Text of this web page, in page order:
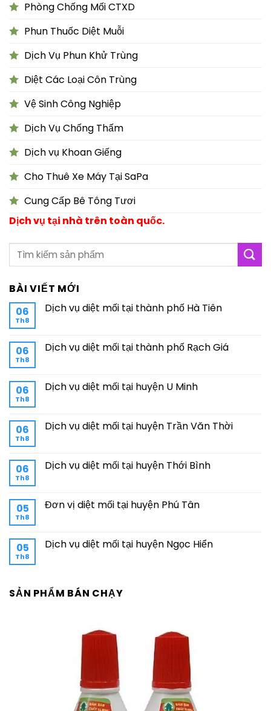
Phòng Chống Mối CTXD
Phun Thuốc Diệt Muỗi
Dịch Vụ Phun Khử Trùng
Diệt Các Loại Côn Trùng
Vệ Sinh Công Nghiệp
Dịch Vụ Chống Thấm
Dịch vụ Khoan Giếng
Cho Thuê Xe Máy Tại SaPa
Cung Cấp Bê Tông Tươi
Dịch vụ tại nhà trên toàn quốc.
BÀI VIẾT MỚI
06
Th8
Dịch vụ diệt mối tại thành phố Hà Tiên
06
Th8
Dịch vụ diệt mối tại thành phố Rạch Giá
06
Th8
Dịch vụ diệt mối tại huyện U Minh
06
Th8
Dịch vụ diệt mối tại huyện Trần Văn Thời
06
Th8
Dịch vụ diệt mối tại huyện Thới Bình
05
Th8
Đơn vị diệt mối tại huyện Phú Tân
05
Th8
Dịch vụ diệt mối tại huyện Ngọc Hiển
SẢN PHẨM BÁN CHẠY